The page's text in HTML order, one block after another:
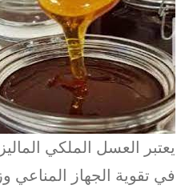
يعتبر العسل الملكي
في تقوية الجهاز